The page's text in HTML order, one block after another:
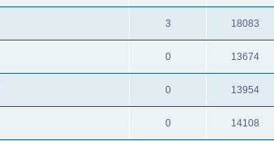
3 18083
0 13674
0 13954
0 14108